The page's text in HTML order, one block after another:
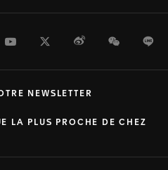
YoutubeTwitterWeiboWeChat
LA PLUS PROCHE DE CHEZ
NEWSLETTER